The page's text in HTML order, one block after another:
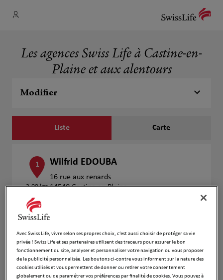
Les agences Swiss Life à Castine-en-
Plaine et aux alentours
Modifier
Liste Carte
1
2.09 km
Wilfrid EDOUBA
16 rue aux renards
14540 Castine en Plaine
Voir plus
2 Fabrice Mutrel
Avec Swiss Life, vivre selon ses propres choix, c’est aussi choisir de protéger sa vie
privée ! Swiss Life et ses partenaires utilisent des traceurs pour assurer le bon
fonctionnement du site, analyser et personnaliser votre navigation ou vous proposer
de la publicité personnalisée. Les boutons ci-contre vous informent sur la nature des
cookies utilisés et vous permettent de donner ou retirer votre consentement
globalement ou de paramétrer vos préférences par finalité de cookies. Vous pouvez à